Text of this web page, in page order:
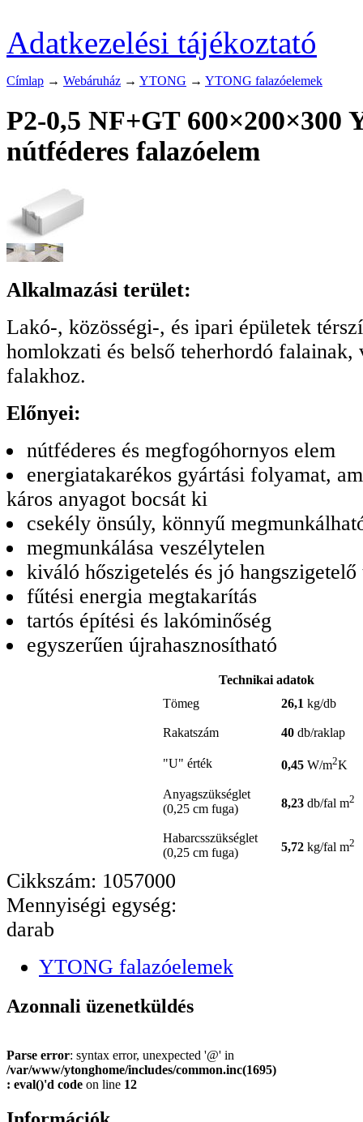
Adatkezelési tájékoztató
Címlap → Webáruház → YTONG → YTONG falazóelemek
P2-0,5 NF+GT 600×200×300
nútféderes falazóelem
Alkalmazási terület:
Lakó-, közösségi-, és ipari épületek
homlokzati és belső teherhordó falainak,
falakhoz.
Előnyei:
nútféderes és megfogóhornyos elem
energiatakarékos gyártási folyamat,
káros anyagot bocsát ki
csekély önsúly, könnyű
megmunkálása veszélytelen
kiváló hőszigetelés és jó hangszigetelő
fűtési energia megtakarítás
tartós építési és lakóminőség
egyszerűen újrahasznosítható
Technikai adatok
Tömeg
26,1 kg/db
Rakatszám 40db/raklap
"U" érték 0,45 W/m2K
Anyagszükséglet
(0,25 cm fuga)
8,23db/fal m2
Habarcsszükséglet
(0,25 cm fuga)
5,72 kg/fal m2
Cikkszám: 1057000
Mennyiségi egység:
darab
YTONG falazóelemek
Azonnali üzenetküldés
Parse error: syntax error, unexpected '@' in
/var/www/ytonghome/includes/common.inc(1695)
: eval()'d code on line 12